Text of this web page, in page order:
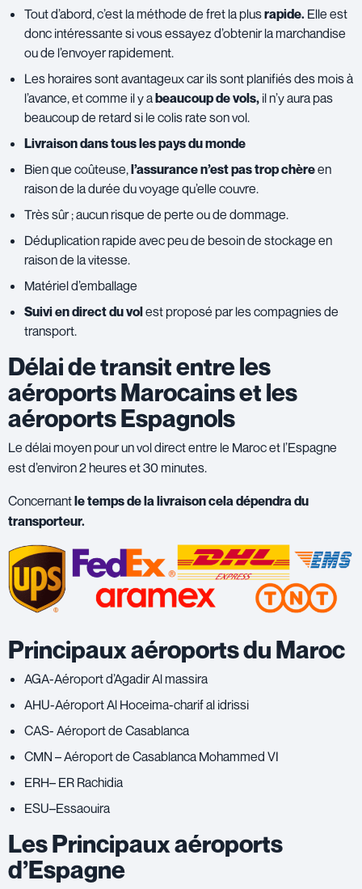
Tout d’abord, c’est la méthode de fret la plusrapide. Elle est
donc intéressante si vous essayez d’obtenir la marchandise
ou de l’envoyer rapidement.
Les horaires sont avantageux car ils sont planifiés des mois à
l’avance, et comme il y abeaucoup de vols, il n’y aura pas
beaucoup de retard si le colis rate son vol.
Livraison dans tous les pays du monde
Bien que coûteuse,l’assurance n’est pas trop chèreen
raison de la durée du voyage qu’elle couvre.
Très sûr ; aucun risque de perte ou de dommage.
Déduplication rapide avec peu de besoin de stockage en
raison de la vitesse.
Matériel d’emballage
Suivi en direct du volest proposé par les compagnies de
transport.
Délai de transit entre les
aéroports Marocains et les
aéroports Espagnols
Le délai moyen pour un vol direct entre le Maroc et l’Espagne
est d’environ 2 heures et 30 minutes.
Concernantle temps de la livraison cela dépendra du
transporteur.
Principaux aéroports du Maroc
AGA-Aéroport d’Agadir Al massira
AHU-Aéroport Al Hoceima-charif al idrissi
CAS- Aéroport de Casablanca
CMN – Aéroport de Casablanca Mohammed VI
ERH– ER Rachidia
ESU–Essaouira
Les Principaux aéroports
d’Espagne